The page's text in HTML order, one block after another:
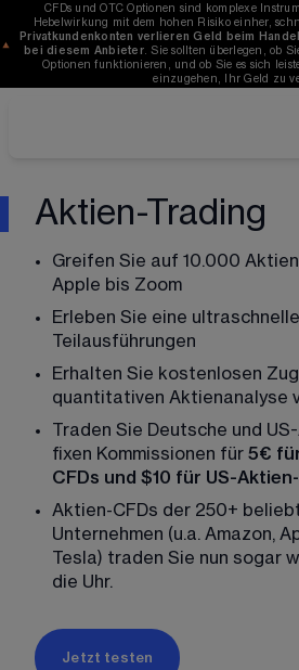
CFDs und OTC Optionen sind komplexe
Hebelwirkung mit dem hohen Risiko einher,
Privatkundenkonten verlieren Geld beim
bei diesem Anbieter. Sie sollten überlegen, ob
Optionen funktionieren, und ob Sie es sich
einzugehen, Ihr Geld zu
Aktien-Trading
Greifen Sie auf 10.000
Apple bis Zoom
Erleben Sie eine
Teilausführungen
Erhalten Sie kostenlosen
quantitativen Aktienanalyse
Traden Sie Deutsche und
fixen Kommissionen für 5€
CFDs und $10 für US-
Aktien-CFDs der 250+
Unternehmen (u.a. Amazon,
Tesla) traden Sie nun sogar
die Uhr.
Jetzt testen